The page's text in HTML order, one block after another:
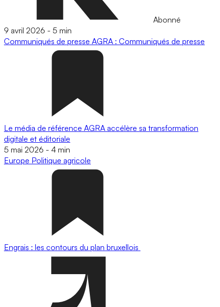
Abonné
9 avril 2026 - 5 min
Communiqués de presse AGRA : Communiqués de presse
Le média de référence AGRA accélère sa transformation
digitale et éditoriale
5 mai 2026 - 4 min
Europe Politique agricole
Engrais : les contours du plan bruxellois